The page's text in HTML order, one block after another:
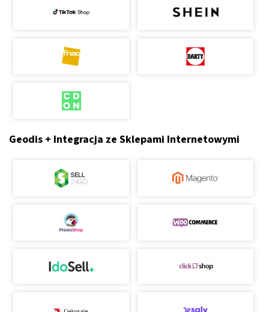
Geodis + Integracja ze Sklepami Internetowymi